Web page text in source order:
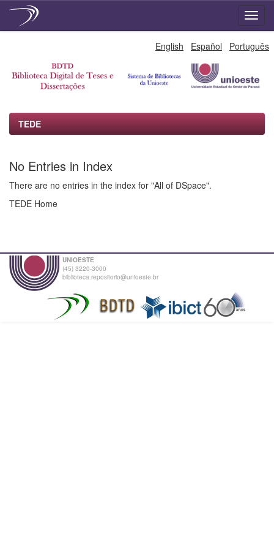
English Español Português
TEDE
No Entries in Index
There are no entries in the index for "All of DSpace".
TEDE Home
UNIOESTE
(45) 3220-3000
biblioteca.repositorio@unioeste.br